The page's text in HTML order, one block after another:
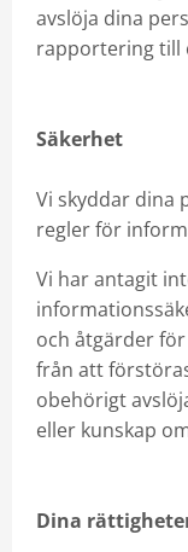
avslöja dina
rapportering till
Säkerhet
Vi skyddar dina
regler för
Vi har antagit
och åtgärder
från att
obehörigt
eller kunskap
Dina